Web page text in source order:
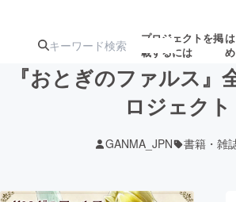
プロジェクトを掲
載するには
ターン
注目の新着プロ
ジェクト
募集終
ロジェ
『おとぎのファルス』
ロジェクト
GANMA_JPN 書籍・雑